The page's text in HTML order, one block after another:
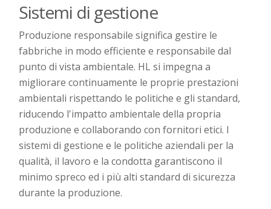
Sistemi di gestione
Produzione responsabile significa gestire le
fabbriche in modo efficiente e responsabile dal
punto di vista ambientale. HL si impegna a
migliorare continuamente le proprie prestazioni
ambientali rispettando le politiche e gli standard,
riducendo l'impatto ambientale della propria
produzione e collaborando con fornitori etici. I
sistemi di gestione e le politiche aziendali per la
qualità, il lavoro e la condotta garantiscono il
minimo spreco ed i più alti standard di sicurezza
durante la produzione.